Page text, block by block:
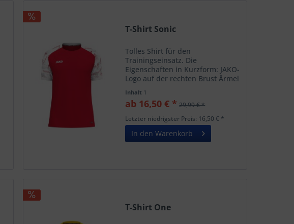
T-Shirt Sonic
Tolles Shirt für den
Trainingseinsatz. Die
Eigenschaften in Kurzform: JAKO-
Logo auf der rechten Brust Ärmel
mit Ripp lieferbar bis 2029
Inhalt 1
ab 16,50 € * 29,99 € *
Letzter niedrigster Preis: 16,50 € *
In den Warenkorb
T-Shirt One